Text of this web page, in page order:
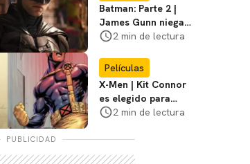
Batman: Parte 2 |
James Gunn niega
que se filme la parte
2 min de lectura
Películas
X-Men | Kit Connor
es elegido para
interpretar a
película
2 min de lectura
PUBLICIDAD